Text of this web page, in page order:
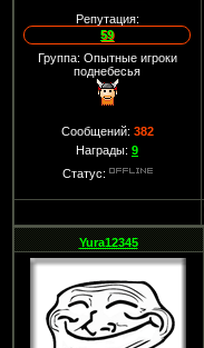
Репутация:
59
Группа: Опытные игроки
поднебесья
Сообщений: 382
Награды: 9
Статус:
Yura12345